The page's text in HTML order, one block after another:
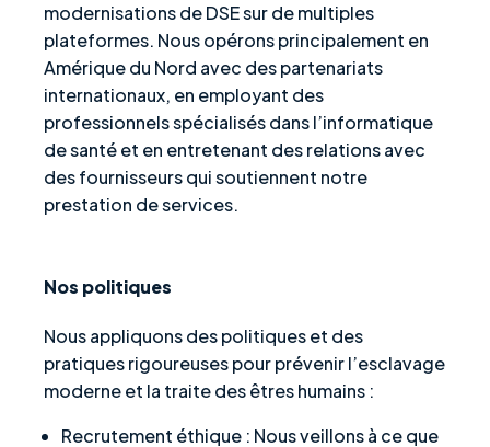
modernisations de DSE sur de multiples
plateformes. Nous opérons principalement en
Amérique du Nord avec des partenariats
internationaux, en employant des
professionnels spécialisés dans l’informatique
de santé et en entretenant des relations avec
des fournisseurs qui soutiennent notre
prestation de services.
Nos politiques
Nous appliquons des politiques et des
pratiques rigoureuses pour prévenir l’esclavage
moderne et la traite des êtres humains :
Recrutement éthique : Nous veillons à ce que